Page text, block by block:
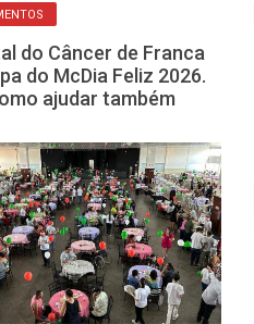
do Câncer de Franca
do McDia Feliz 2026.
ajudar também